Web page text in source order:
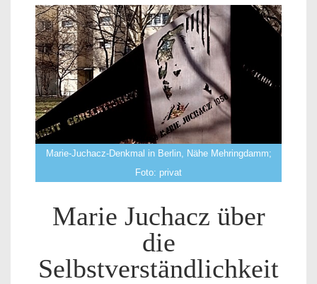
Marie-Juchacz-Denkmal in Berlin, Nähe Mehringdamm;
Foto: privat
Marie Juchacz über
die
Selbstverständlichkeit